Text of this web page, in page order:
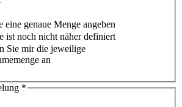
eine genaue Menge angeben
ist noch nicht näher definiert
Sie mir die jeweilige
an
*